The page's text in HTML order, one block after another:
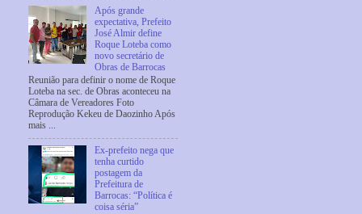
Após grande
expectativa, Prefeito
José Almir define
Roque Loteba como
novo secretário de
Obras de Barrocas
Reunião para definir o nome de Roque
Loteba na sec. de Obras aconteceu na
Câmara de Vereadores Foto
Reprodução Kekeu de Daozinho Após
mais ...
Ex-prefeito nega que
tenha curtido
postagem da
Prefeitura de
Barrocas: “Política é
coisa séria”